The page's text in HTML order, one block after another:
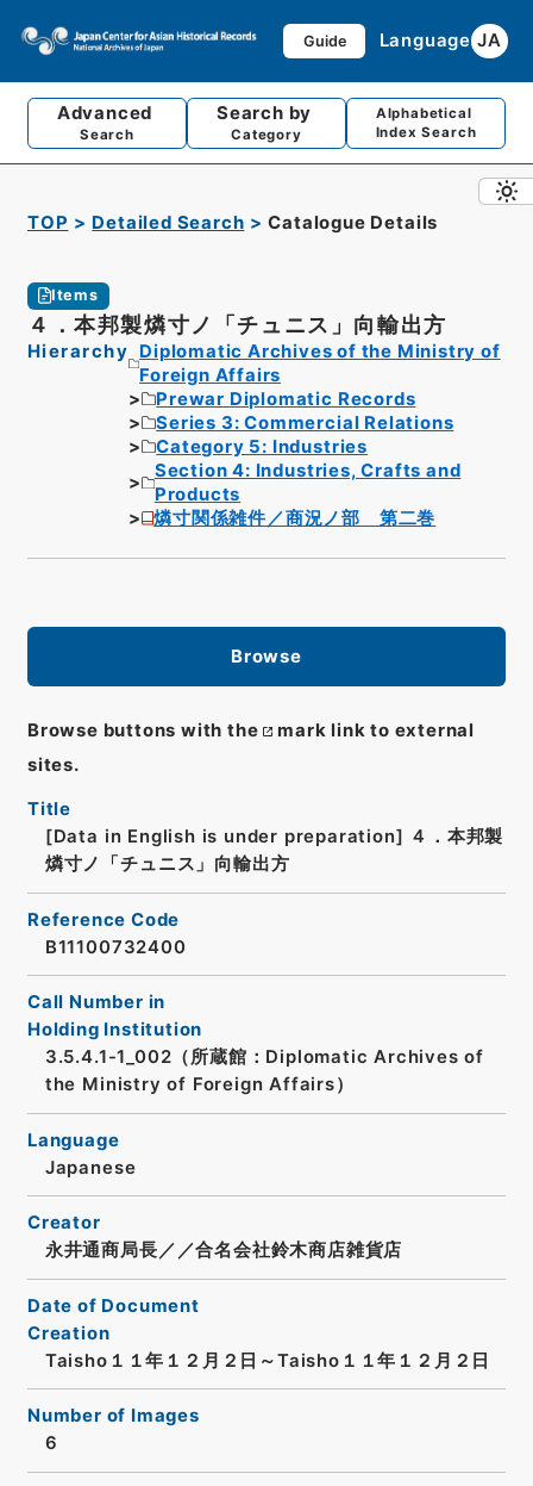
Guide Language JA
Advanced
Search
Search by
Category
Alphabetical
Index Search
TOP Detailed Search Catalogue Details
Items
４．本邦製燐寸ノ「チュニス」向輸出方
Hierarchy
Diplomatic Archives of the Ministry of
Foreign Affairs
Prewar Diplomatic Records
Series 3: Commercial Relations
Category 5: Industries
Section 4: Industries, Crafts and
Products
燐寸関係雑件／商況ノ部 第二巻
Browse
Browse buttons with the
mark link to external
sites.
Title
[Data in English is under preparation]
４．本邦製
燐寸ノ「チュニス」向輸出方
Reference Code
B11100732400
Call Number in
Holding Institution
3.5.4.1-1_002（所蔵館：Diplomatic Archives of
the Ministry of Foreign Affairs）
Language
Japanese
Creator
永井通商局長／／合名会社鈴木商店雑貨店
Date of Document
Creation
Taisho１１年１２月２日～Taisho１１年１２月２日
Number of Images
6